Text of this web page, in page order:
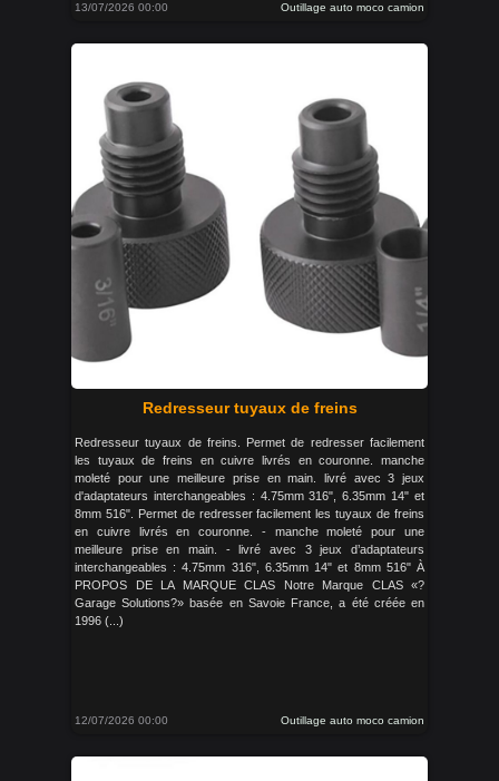
13/07/2026 00:00 Outillage auto moco camion
Redresseur tuyaux de freins
Redresseur tuyaux de freins. Permet de redresser facilement
les tuyaux de freins en cuivre livrés en couronne. manche
moleté pour une meilleure prise en main. livré avec 3 jeux
d'adaptateurs interchangeables : 4.75mm 316", 6.35mm 14" et
8mm 516". Permet de redresser facilement les tuyaux de freins
en cuivre livrés en couronne. - manche moleté pour une
meilleure prise en main. - livré avec 3 jeux d’adaptateurs
interchangeables : 4.75mm 316", 6.35mm 14" et 8mm 516" À
PROPOS DE LA MARQUE CLAS Notre Marque CLAS «?
Garage Solutions?» basée en Savoie France, a été créée en
1996 (...)
12/07/2026 00:00 Outillage auto moco camion